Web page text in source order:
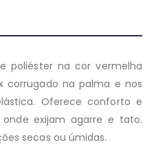
poliéster na cor vermelha
na palma e nos
Oferece conforto e
onde exijam agarre e tato.
secas ou úmidas.